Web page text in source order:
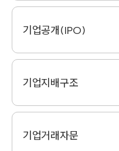
기업결합
기업분할
기업실사
기업인수합병
적대적M&A
기업공개(IPO)
자본시장법
주식상장(IPO)
IR
기업지배구조
경영권분쟁
기업거래자문